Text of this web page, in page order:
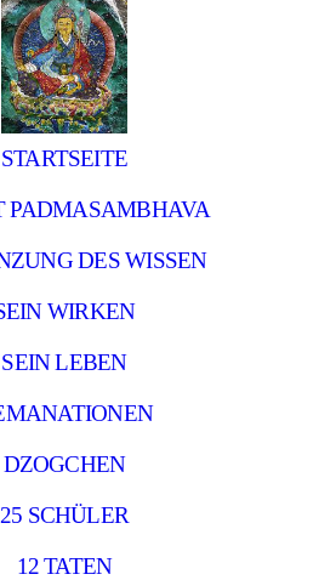
STARTSEITE
PADMASAMBHAVA
DES WISSEN
WIRKEN
SEIN LEBEN
DZOGCHEN
25 SCHÜLER
12 TATEN